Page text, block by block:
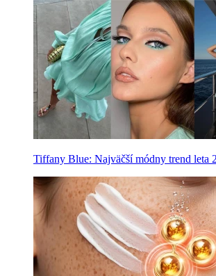
Tiffany Blue: Najväčší módny trend leta